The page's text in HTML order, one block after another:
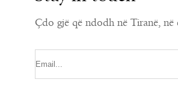
Çdo gjë që ndodh në Tiranë, në